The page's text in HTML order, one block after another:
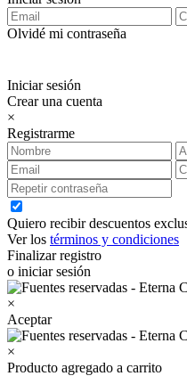
Olvidé mi contraseña
Iniciar sesión
Crear una cuenta
×
Registrarme
Quiero recibir descuentos
Ver los términos y condiciones
Finalizar registro
o iniciar sesión
×
Aceptar
×
Producto agregado a carrito